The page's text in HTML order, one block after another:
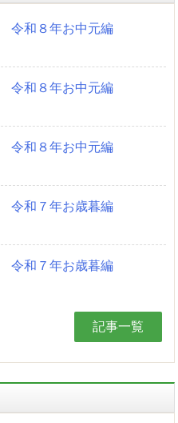
令和８年お中元編
令和８年お中元編
令和８年お中元編
令和７年お歳暮編
令和７年お歳暮編
記事一覧